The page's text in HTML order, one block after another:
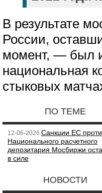
В результате
России,
момент, — был
национальная
стыковых
ПО ТЕМЕ
12-06-2026 Санкции ЕС
Национального расчетного
депозитария Мосбиржи
в силе
НОВОСТИ